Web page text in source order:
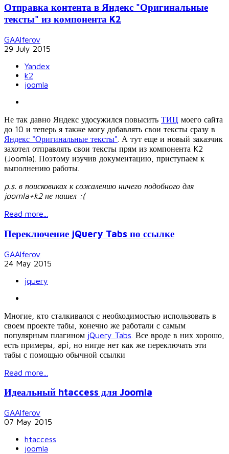
Отправка контента в Яндекс "Оригинальные
тексты" из компонента K2
GAAlferov
29 July 2015
Yandex
k2
joomla
Не так давно Яндекс удосужился повысить ТИЦ моего сайта
до 10 и теперь я также могу добавлять свои тексты сразу в
Яндекс "Оригинальные тексты" . А тут еще и новый заказчик
захотел отправлять свои тексты прям из компонента K2
(Joomla). Поэтому изучив документацию, приступаем к
выполнению работы.
p.s. в поисковиках к сожалению ничего подобного для
joomla+k2 не нашел :(
Read more...
Переключение jQuery Tabs по ссылке
GAAlferov
24 May 2015
jquery
Многие, кто сталкивался с необходимостью использовать в
своем проекте табы, конечно же работали с самым
популярным плагином jQuery Tabs . Все вроде в них хорошо,
есть примеры, api, но нигде нет как же переключать эти
табы с помощью обычной ссылки
Read more...
Идеальный htaccess для Joomla
GAAlferov
07 May 2015
htaccess
joomla